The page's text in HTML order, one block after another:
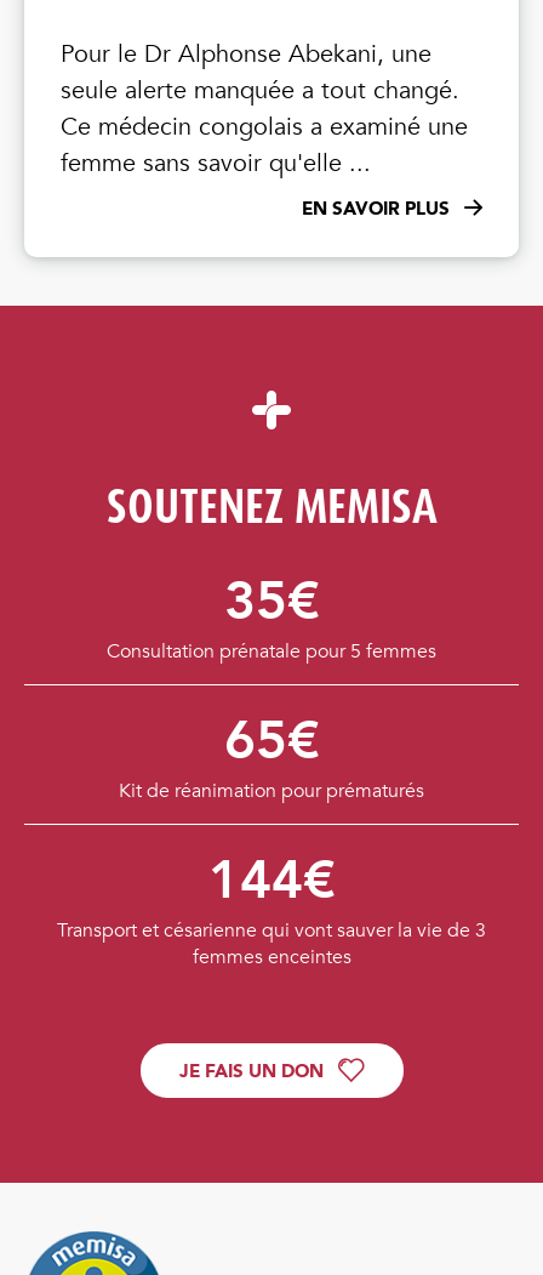
Pour le Dr Alphonse Abekani, une
seule alerte manquée a tout changé.
Ce médecin congolais a examiné une
femme sans savoir qu'elle ...
EN SAVOIR PLUS
SOUTENEZ MEMISA
35€
Consultation prénatale pour 5 femmes
65€
Kit de réanimation pour prématurés
144€
Transport et césarienne qui vont sauver la vie de 3
femmes enceintes
JE FAIS UN DON